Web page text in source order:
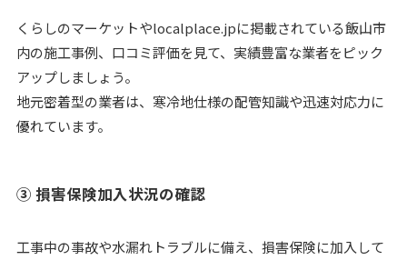
くらしのマーケットやlocalplace.jpに掲載されている飯山市
内の施工事例、口コミ評価を見て、実績豊富な業者をピック
アップしましょう。
地元密着型の業者は、寒冷地仕様の配管知識や迅速対応力に
優れています。
③ 損害保険加入状況の確認
工事中の事故や水漏れトラブルに備え、損害保険に加入して